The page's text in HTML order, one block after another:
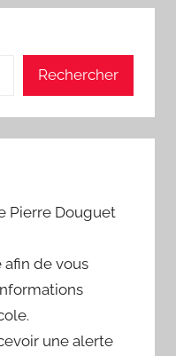
Rechercher
Pierre Douguet
afin de vous
une alerte